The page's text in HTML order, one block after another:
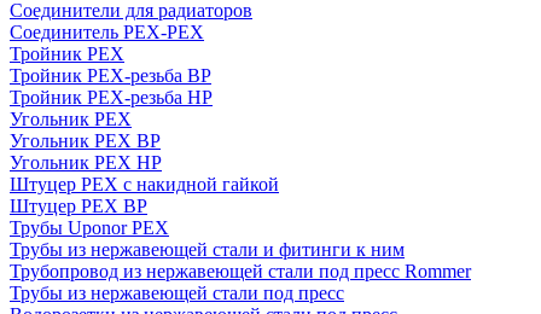
Соединители для радиаторов
Соединитель PEX-PEX
Тройник PEX
Тройник PEX-резьба ВР
Тройник PEX-резьба НР
Угольник PEX
Угольник PEX ВР
Угольник PEX НР
Штуцер PEX c накидной гайкой
Штуцер PEX ВР
Трубы Uponor PEX
Трубы из нержавеющей стали и фитинги к ним
Трубопровод из нержавеющей стали под пресс Rommer
Трубы из нержавеющей стали под пресс